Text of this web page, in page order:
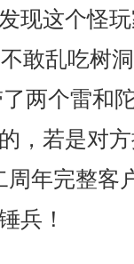
现这个怪
敢乱吃树
两个雷和
，若是对
年完整客
兵！